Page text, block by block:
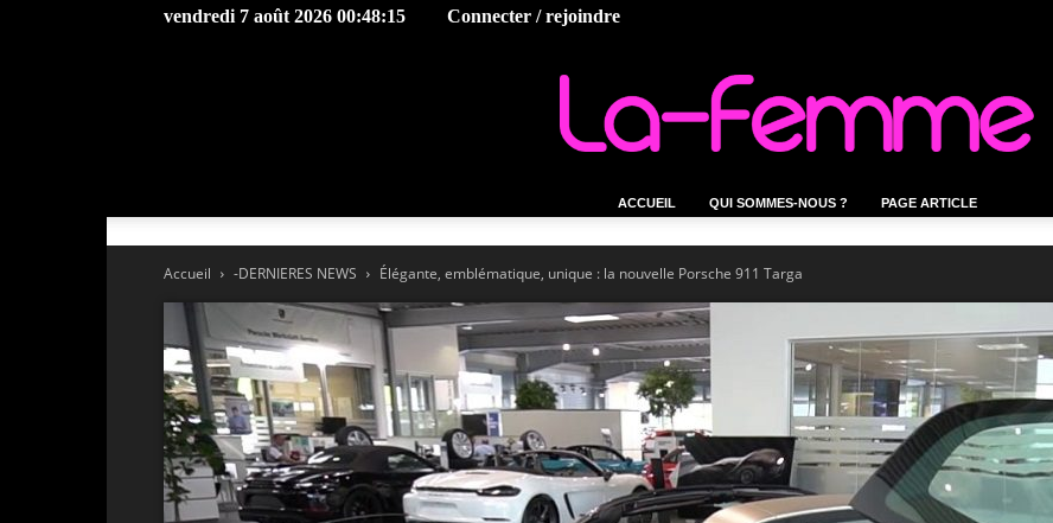
vendredi 7 août 2026 00:48:15 Connecter / rejoindre
femme.tn
ACCUEIL QUI SOMMES-NOUS ? PAGE ARTICLE
Accueil -DERNIERES NEWS Élégante, emblématique, unique : la nouvelle Porsche 911 Targa